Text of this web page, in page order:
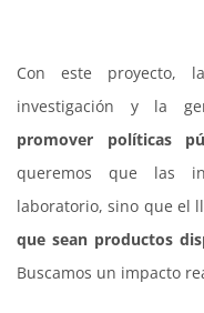
Con este proyecto,
investigación y la
promover políticas
queremos que las
laboratorio, sino que el
que sean productos
Buscamos un impacto